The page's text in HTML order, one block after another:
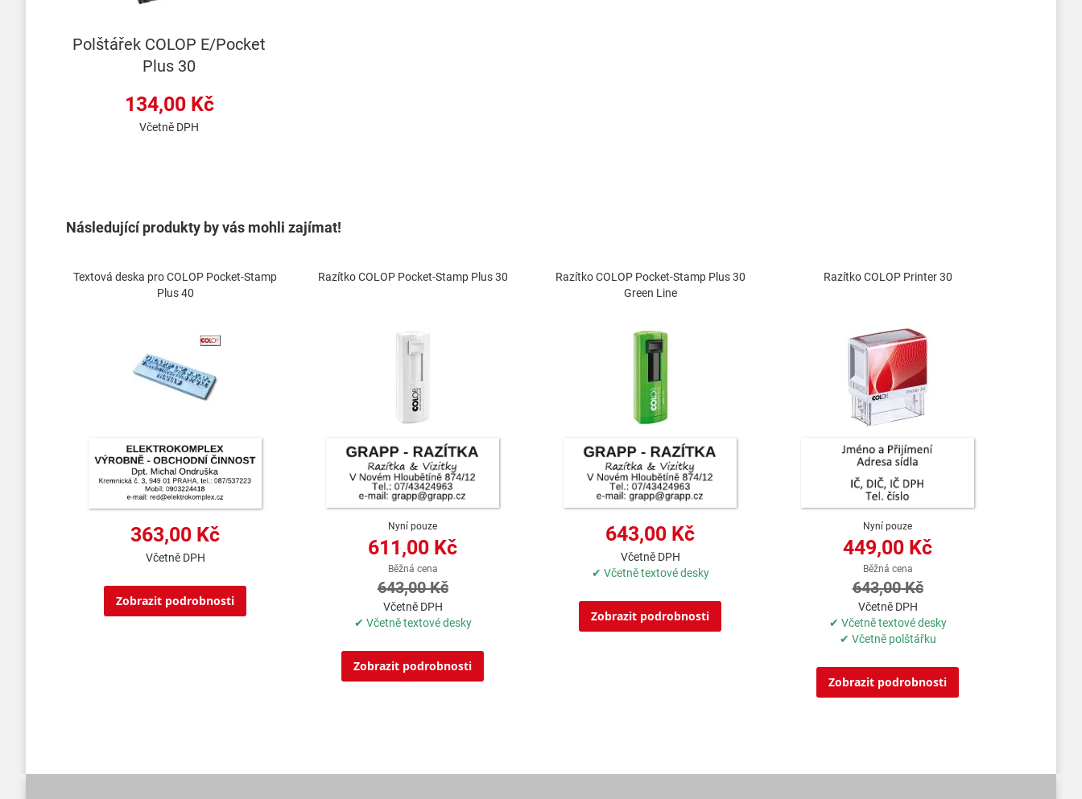
Polštářek COLOP E/Pocket
Plus 30
134,00 Kč
Včetně DPH
Následující produkty by vás mohli zajímat!
Textová deska pro COLOP Pocket-Stamp
Plus 40
363,00 Kč
Včetně DPH
Zobrazit podrobnosti
Razítko COLOP Pocket-Stamp Plus 30
Nyní pouze
611,00 Kč
Běžná cena
643,00 Kč
Včetně DPH
✔ Včetně textové desky
Zobrazit podrobnosti
Razítko COLOP Pocket-Stamp Plus 30
Green Line
643,00 Kč
Včetně DPH
✔ Včetně textové desky
Zobrazit podrobnosti
Razítko COLOP Printer 30
Nyní pouze
449,00 Kč
Běžná cena
643,00 Kč
Včetně DPH
✔ Včetně textové desky
✔ Včetně polštářku
Zobrazit podrobnosti